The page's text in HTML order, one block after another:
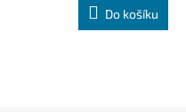
Do košíku